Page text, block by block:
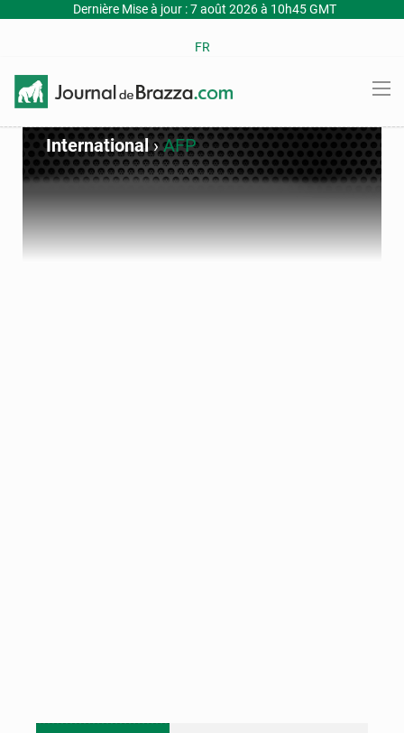
Dernière Mise à jour : 7 août 2026 à 10h45 GMT
FR
International›AFP